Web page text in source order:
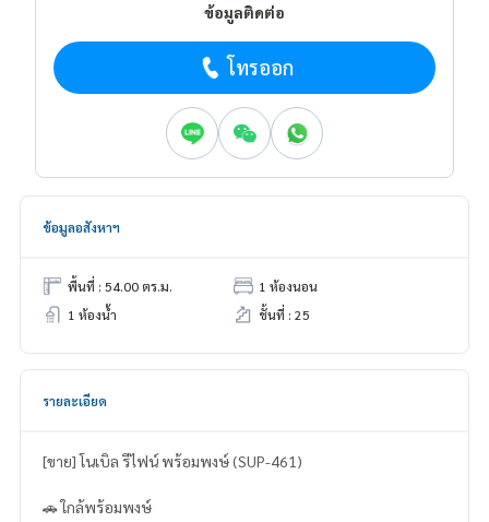
ข้อมูลติดต่อ
โทรออก
ข้อมูลอสังหาฯ
พื้นที่ : 54.00 ตร.ม.
1 ห้องนอน
1 ห้องน้ำ
ชั้นที่ : 25
รายละเอียด
[ขาย] โนเบิล รีไฟน์ พร้อมพงษ์ (SUP-461)
🚗 ใกล้พร้อมพงษ์